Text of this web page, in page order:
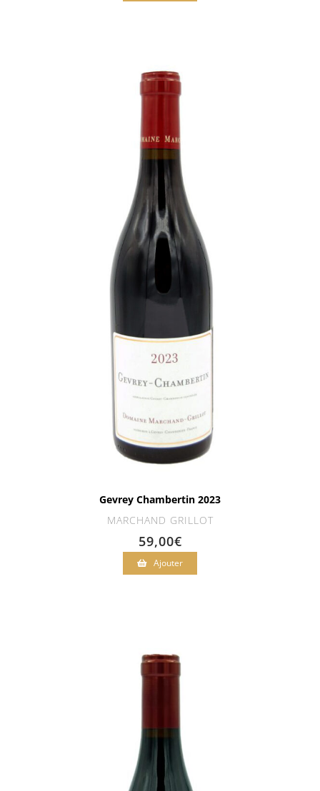
Gevrey Chambertin 2023
MARCHAND GRILLOT
59,00€
Ajouter